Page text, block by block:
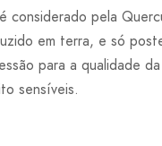
considerado pela
em terra, e só
para a qualidade
sensíveis.